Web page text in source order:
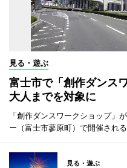
見る・遊ぶ
富士市で「創作ダンス
大人までを対象に
「創作ダンスワークショップ」
ー（富士市蓼原町）で開催される
見る・遊ぶ